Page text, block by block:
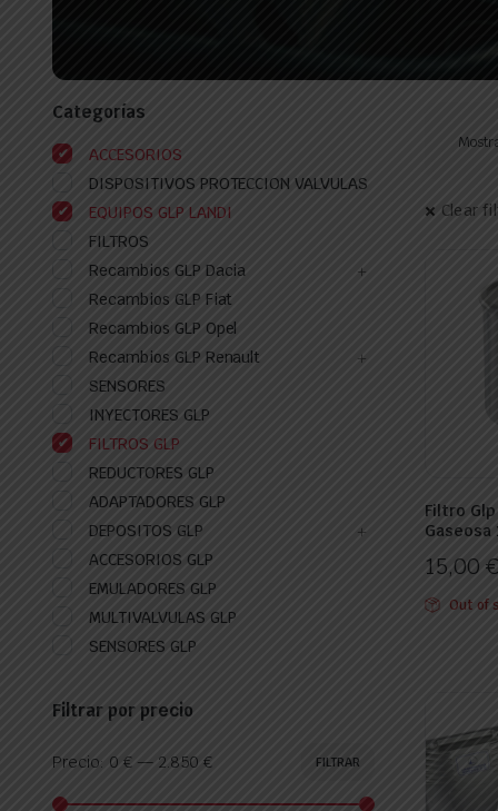
Clear
Filtro
Gaseosa
15,00 €
Out of
Categorías
ACCESORIOS
DISPOSITIVOS PROTECCION VALVULAS
EQUIPOS GLP LANDI
FILTROS
Recambios GLP Dacia
Recambios GLP Fiat
Recambios GLP Opel
Recambios GLP Renault
SENSORES
INYECTORES GLP
FILTROS GLP
REDUCTORES GLP
ADAPTADORES GLP
DEPOSITOS GLP
ACCESORIOS GLP
EMULADORES GLP
MULTIVALVULAS GLP
SENSORES GLP
Filtrar por precio
FILTRAR
Precio: 0 €— 2.850 €